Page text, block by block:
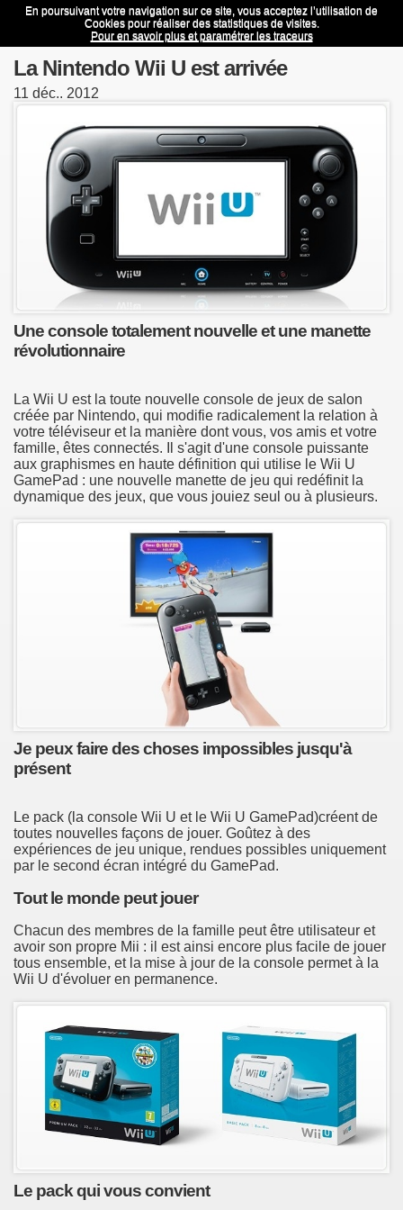
En poursuivant votre navigation sur ce site, vous acceptez l’utilisation de
Cookies pour réaliser des statistiques de visites.
Pour en savoir plus et paramétrer les traceurs
La Nintendo Wii U est arrivée Menu
La Nintendo Wii U est arrivée
11 déc.. 2012
Une console totalement nouvelle et une manette
révolutionnaire
La Wii U est la toute nouvelle console de jeux de salon
créée par Nintendo, qui modifie radicalement la relation à
votre téléviseur et la manière dont vous, vos amis et votre
famille, êtes connectés. Il s'agit d'une console puissante
aux graphismes en haute définition qui utilise le Wii U
GamePad : une nouvelle manette de jeu qui redéfinit la
dynamique des jeux, que vous jouiez seul ou à plusieurs.
Je peux faire des choses impossibles jusqu'à
présent
Le pack (la console Wii U et le Wii U GamePad)créent de
toutes nouvelles façons de jouer. Goûtez à des
expériences de jeu unique, rendues possibles uniquement
par le second écran intégré du GamePad.
Tout le monde peut jouer
Chacun des membres de la famille peut être utilisateur et
avoir son propre Mii : il est ainsi encore plus facile de jouer
tous ensemble, et la mise à jour de la console permet à la
Wii U d'évoluer en permanence.
Le pack qui vous convient